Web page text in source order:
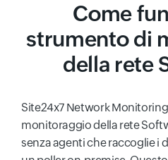
Come
strumento di
della rete
Site24x7 Network
monitoraggio della rete
senza agenti che raccoglie i